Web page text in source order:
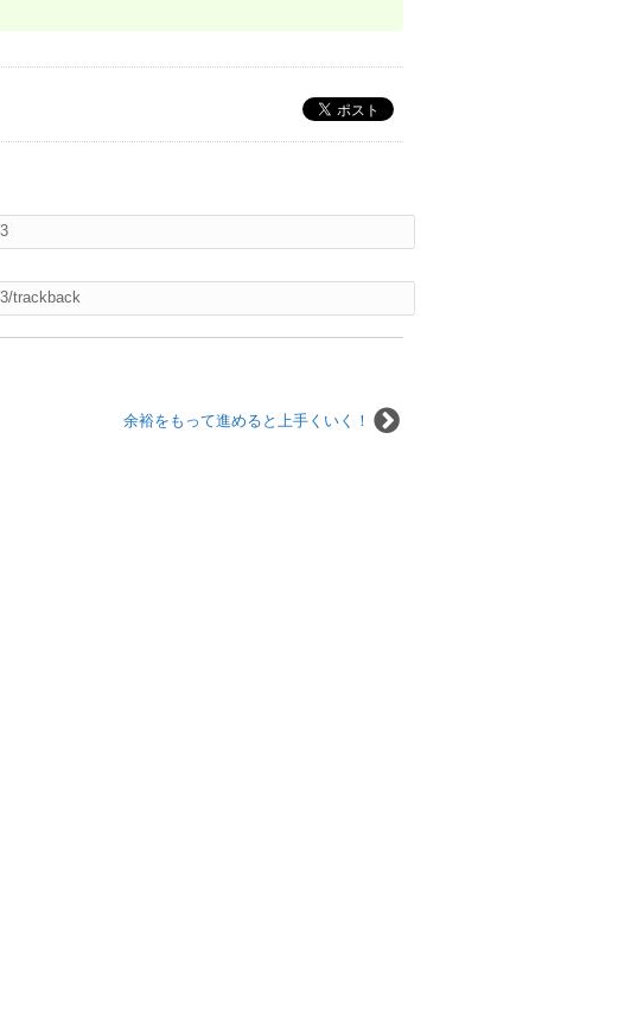
余裕をもって進めると上手くいく！